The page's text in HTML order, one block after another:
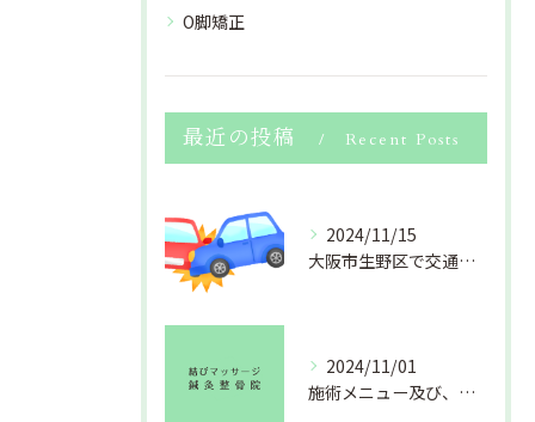
O脚矯正
最近の投稿 Recent Posts
2024/11/15
大阪市生野区で交通事故のおケガ(むちうち・捻挫・打撲・挫傷 等)でお困りの方、北巽にある結びマッサージ鍼灸整骨院にお任せください。
2024/11/01
施術メニュー及び、料金改定のお知らせ